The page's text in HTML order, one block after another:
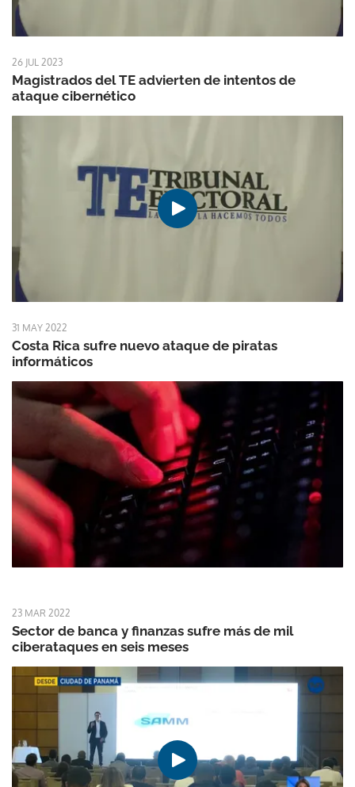
26 JUL 2023
Magistrados del TE advierten de intentos de
ataque cibernético
31 MAY 2022
Costa Rica sufre nuevo ataque de piratas
informáticos
23 MAR 2022
Sector de banca y finanzas sufre más de mil
ciberataques en seis meses